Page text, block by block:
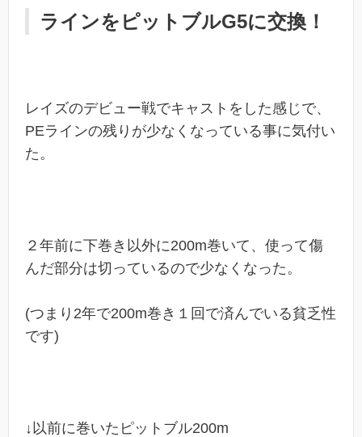
ラインをピットブルG5に交換！
レイズのデビュー戦でキャストをした感じで、
PEラインの残りが少なくなっている事に気付い
た。
２年前に下巻き以外に200m巻いて、使って傷
んだ部分は切っているので少なくなった。
(つまり2年で200m巻き１回で済んでいる貧乏性
です)
↓以前に巻いたピットブル200m